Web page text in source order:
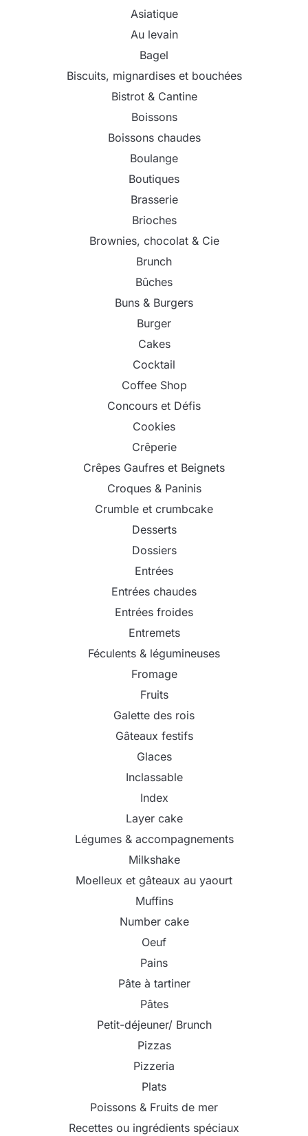
Asiatique
Au levain
Bagel
Biscuits, mignardises et bouchées
Bistrot & Cantine
Boissons
Boissons chaudes
Boulange
Boutiques
Brasserie
Brioches
Brownies, chocolat & Cie
Brunch
Bûches
Buns & Burgers
Burger
Cakes
Cocktail
Coffee Shop
Concours et Défis
Cookies
Crêperie
Crêpes Gaufres et Beignets
Croques & Paninis
Crumble et crumbcake
Desserts
Dossiers
Entrées
Entrées chaudes
Entrées froides
Entremets
Féculents & légumineuses
Fromage
Fruits
Galette des rois
Gâteaux festifs
Glaces
Inclassable
Index
Layer cake
Légumes & accompagnements
Milkshake
Moelleux et gâteaux au yaourt
Muffins
Number cake
Oeuf
Pains
Pâte à tartiner
Pâtes
Petit-déjeuner/ Brunch
Pizzas
Pizzeria
Plats
Poissons & Fruits de mer
Recettes ou ingrédients spéciaux